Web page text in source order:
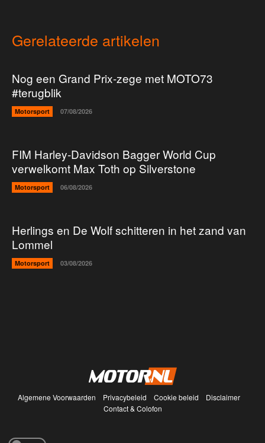
Gerelateerde artikelen
Nog een Grand Prix-zege met MOTO73
#terugblik
Motorsport 07/08/2026
FIM Harley-Davidson Bagger World Cup
verwelkomt Max Toth op Silverstone
Motorsport 06/08/2026
Herlings en De Wolf schitteren in het zand van
Lommel
Motorsport 03/08/2026
Algemene Voorwaarden Privacybeleid Cookie beleid
Disclaimer
Contact & Colofon